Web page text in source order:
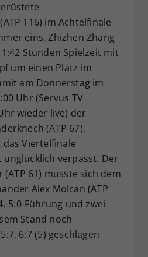
116) im Achtelfinale
eins, Zhizhen Zhang
Stunden Spielzeit mit
um einen Platz im
am Donnerstag im
Uhr (Servus TV
wieder live) der
(ATP 67).
das Viertelfinale
verpasst. Der
61) musste sich dem
Alex Molcan (ATP
5:0-Führung und zwei
Stand noch
6:7 (5) geschlagen